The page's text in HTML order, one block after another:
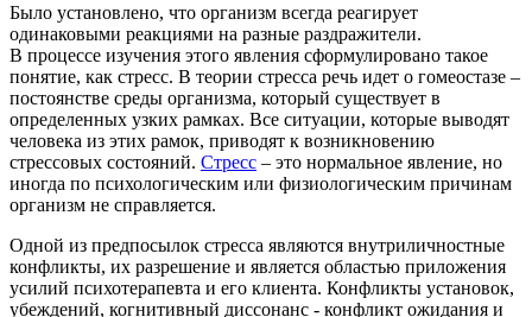
Было установлено, что организм всегда реагирует
одинаковыми реакциями на разные раздражители.
В процессе изучения этого явления сформулировано такое
понятие, как стресс. В теории стресса речь идет о гомеостазе –
постоянстве среды организма, который существует в
определенных узких рамках. Все ситуации, которые выводят
человека из этих рамок, приводят к возникновению
стрессовых состояний. Стресс – это нормальное явление, но
иногда по психологическим или физиологическим причинам
организм не справляется.
Одной из предпосылок стресса являются внутриличностные
конфликты, их разрешение и является областью приложения
усилий психотерапевта и его клиента. Конфликты установок,
убеждений, когнитивный диссонанс - конфликт ожидания и